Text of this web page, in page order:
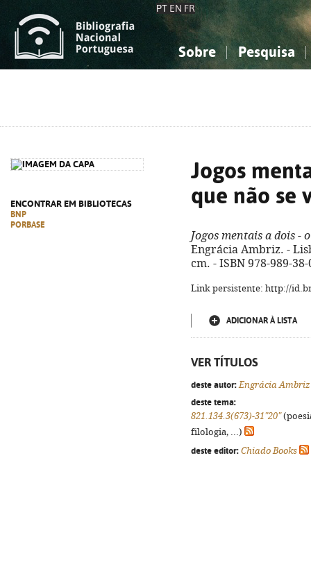
PT EN FR
Sobre Pesquisa
ENCONTRAR EM BIBLIOTECAS
BNP
PORBASE
Jogos
que não se
Jogos mentais a dois -
Engrácia Ambriz. -
cm. - ISBN 978-989-
Link persistente: http://
ADICIONAR À LISTA
VER TÍTULOS
deste autor: Engrácia Ambriz
deste tema:
821.134.3(673)-31"20"
filologia, ...)
deste editor: Chiado Books